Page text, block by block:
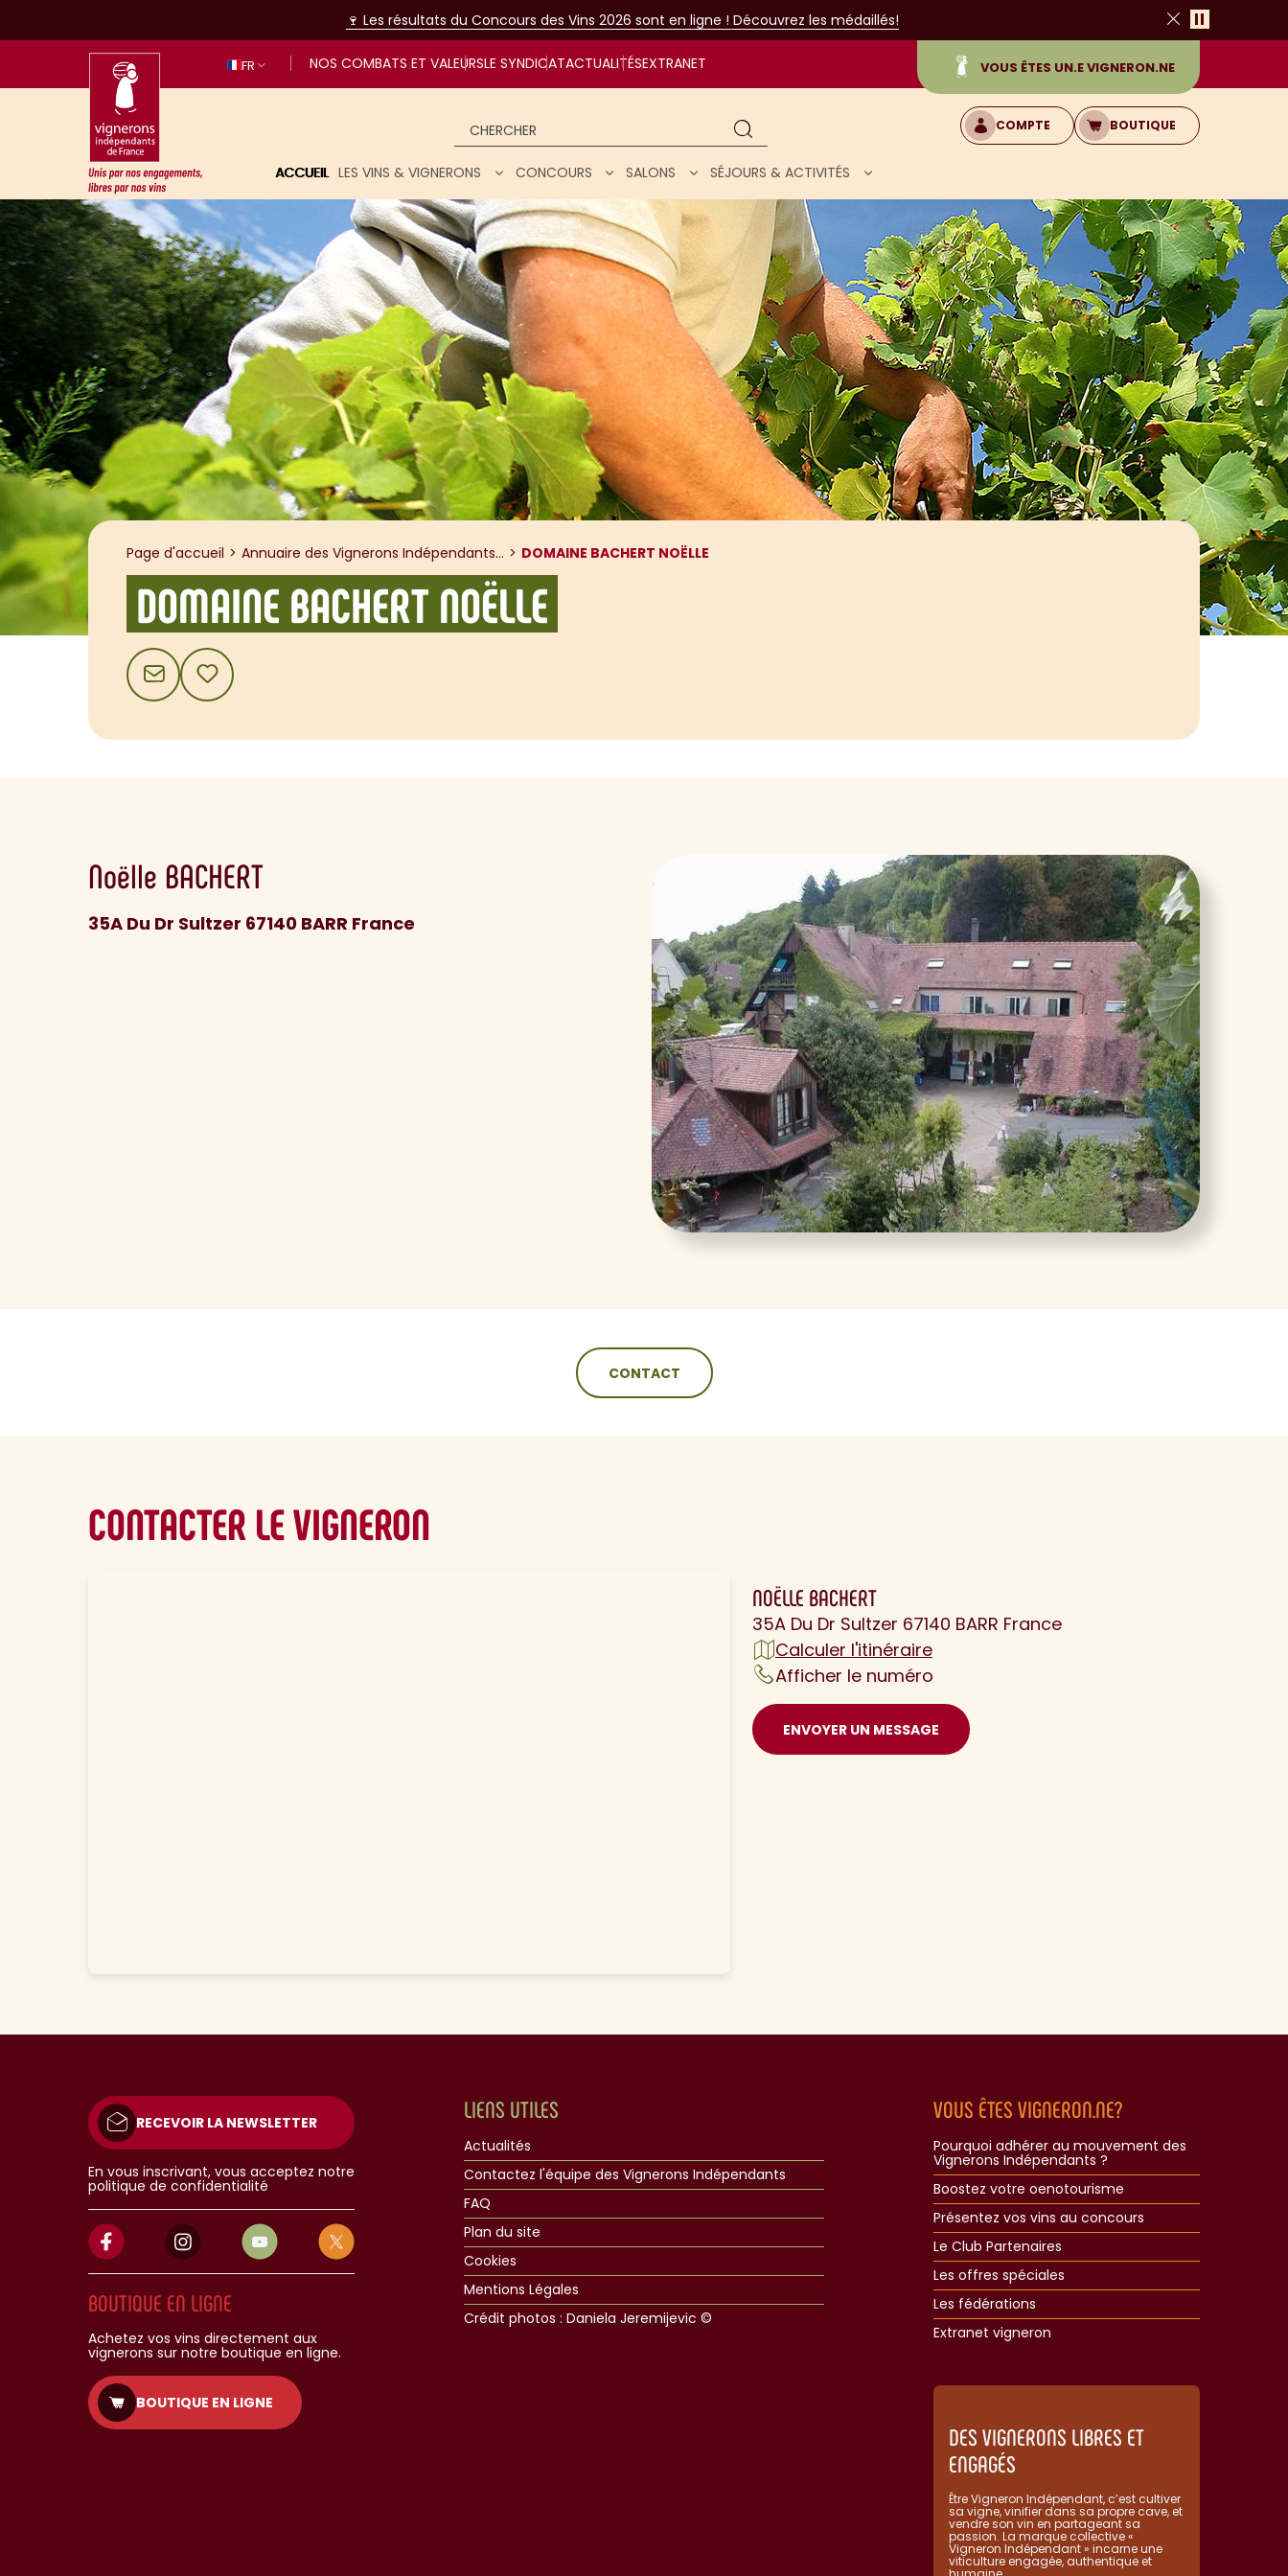
🍷 Les résultats du Concours des Vins 2026 sont en ligne ! Découvrez les médaillés!
Fermer
FR NOS COMBATS ET VALEURSLE SYNDICATACTUALITÉSEXTRANET VOUS ÊTES UN.E VIGNERON.NE
Unis par nos engagements, libres par nos vins
Chercher
COMPTE BOUTIQUE
ACCUEIL LES VINS & VIGNERONS CONCOURS SALONS SÉJOURS & ACTIVITÉS
Page d'accueil Annuaire des Vignerons Indépendants... DOMAINE BACHERT NOËLLE
DOMAINE BACHERT NOËLLE
CONTACTAJOUTER AUX FAVORIS
Noëlle BACHERT
35A Du Dr Sultzer 67140 BARR France
CONTACT
CONTACTER LE VIGNERON
NOËLLE BACHERT
35A Du Dr Sultzer 67140 BARR France
Calculer l'itinéraire
Afficher le numéro
ENVOYER UN MESSAGE
RECEVOIR LA NEWSLETTER
En vous inscrivant, vous acceptez notre
politique de confidentialité
BOUTIQUE EN LIGNE
Achetez vos vins directement aux
vignerons sur notre boutique en ligne.
BOUTIQUE EN LIGNE
LIENS UTILES
Actualités
Contactez l'équipe des Vignerons Indépendants
FAQ
Plan du site
Cookies
Mentions Légales
Crédit photos : Daniela Jeremijevic ©​
VOUS ÊTES VIGNERON.NE?
Pourquoi adhérer au mouvement des
Vignerons Indépendants ?
Boostez votre oenotourisme
Présentez vos vins au concours
Le Club Partenaires
Les offres spéciales
Les fédérations
Extranet vigneron​
DES VIGNERONS LIBRES ET
ENGAGÉS
Être Vigneron Indépendant, c’est cultiver
sa vigne, vinifier dans sa propre cave, et
vendre son vin en partageant sa
passion. La marque collective «
Vigneron Indépendant » incarne une
viticulture engagée, authentique et